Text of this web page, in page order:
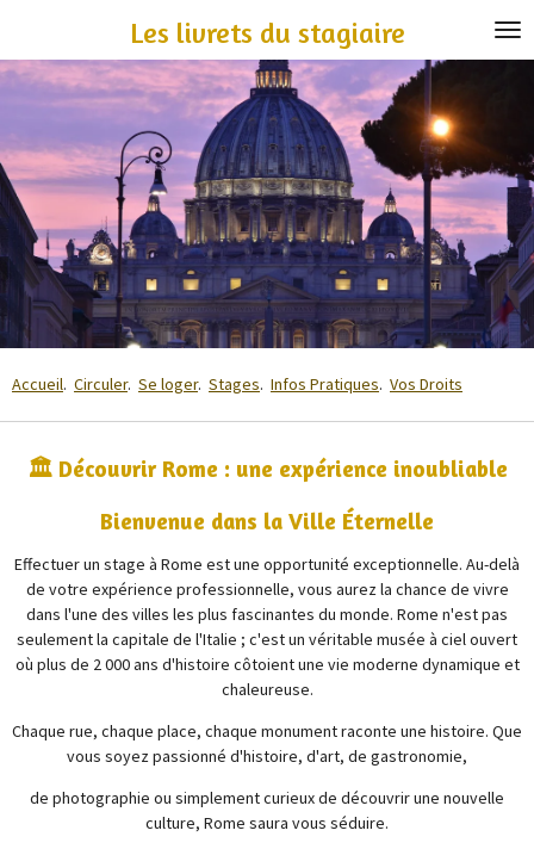
contenu
principal
Les livrets du stagiaire
Accueil. Circuler. Se loger. Stages. Infos Pratiques. Vos Droits
🏛️ Découvrir Rome : une expérience inoubliable
Bienvenue dans la Ville Éternelle
Effectuer un stage à Rome est une opportunité exceptionnelle. Au-delà
de votre expérience professionnelle, vous aurez la chance de vivre
dans l'une des villes les plus fascinantes du monde. Rome n'est pas
seulement la capitale de l'Italie ; c'est un véritable musée à ciel ouvert
où plus de 2 000 ans d'histoire côtoient une vie moderne dynamique et
chaleureuse.
Chaque rue, chaque place, chaque monument raconte une histoire. Que
vous soyez passionné d'histoire, d'art, de gastronomie,
de photographie ou simplement curieux de découvrir une nouvelle
culture, Rome saura vous séduire.